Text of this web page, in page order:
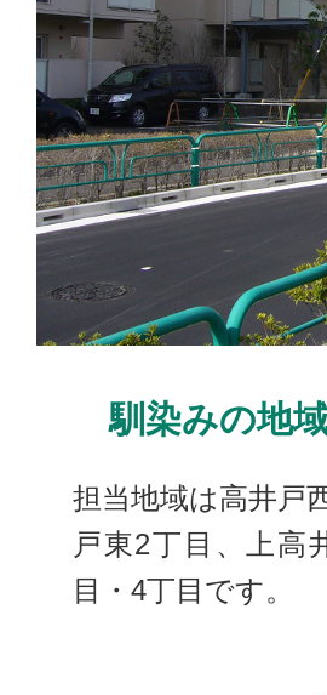
馴染みの地
担当地域は高井戸
戸東2丁目、上高
目・4丁目です。